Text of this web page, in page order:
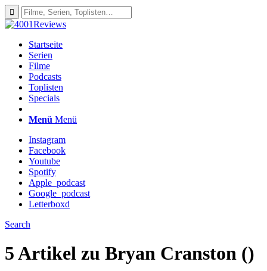
Startseite
Serien
Filme
Podcasts
Toplisten
Specials
Menü Menü
Instagram
Facebook
Youtube
Spotify
Apple_podcast
Google_podcast
Letterboxd
Search
5 Artikel zu Bryan Cranston ()